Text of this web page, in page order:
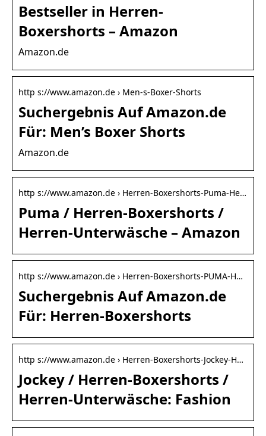
Bestseller in Herren-
Boxershorts – Amazon
Amazon.de
http s://www.amazon.de › Men-s-Boxer-Shorts
Suchergebnis Auf Amazon.de
Für: Men’s Boxer Shorts
Amazon.de
http s://www.amazon.de › Herren-Boxershorts-Puma-He…
Puma / Herren-Boxershorts /
Herren-Unterwäsche – Amazon
http s://www.amazon.de › Herren-Boxershorts-PUMA-H…
Suchergebnis Auf Amazon.de
Für: Herren-Boxershorts
http s://www.amazon.de › Herren-Boxershorts-Jockey-H…
Jockey / Herren-Boxershorts /
Herren-Unterwäsche: Fashion